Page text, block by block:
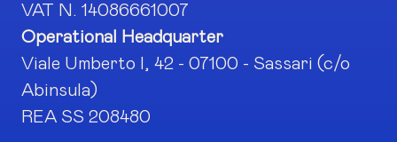
VAT N. 14086661007
Operational Headquarter
Viale Umberto I, 42 - 07100 - Sassari (c/o
Abinsula)
REA SS 208480